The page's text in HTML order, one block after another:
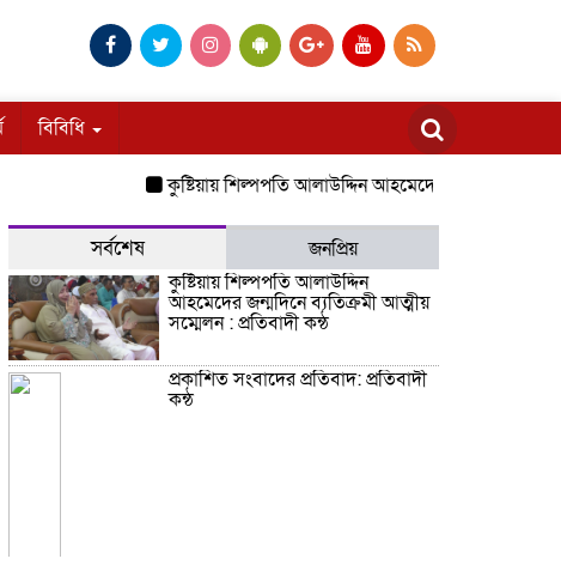
বিবিধি
কুষ্টিয়ায় শিল্পপতি আলাউদ্দিন আহমেদের জন্মদিনে ব্যতিক্রমী
সর্বশেষ
জনপ্রিয়
কুষ্টিয়ায় শিল্পপতি আলাউদ্দিন
আহমেদের জন্মদিনে ব্যতিক্রমী আত্মীয়
সম্মেলন : প্রতিবাদী কন্ঠ
প্রকাশিত সংবাদের প্রতিবাদ: প্রতিবাদী
কন্ঠ